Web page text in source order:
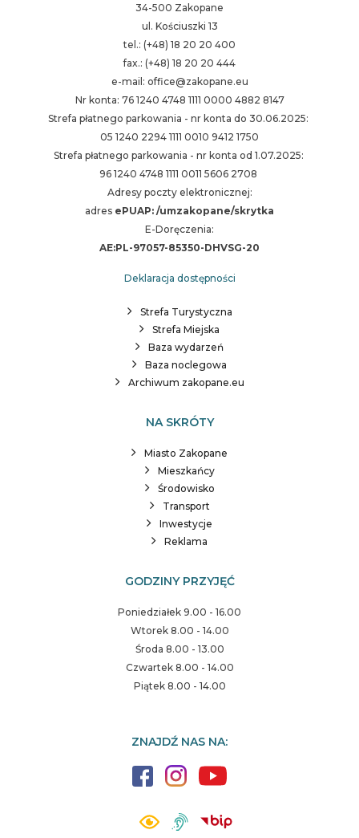
34-500 Zakopane
ul. Kościuszki 13
tel.: (+48) 18 20 20 400
fax.: (+48) 18 20 20 444
e-mail: office@zakopane.eu
Nr konta: 76 1240 4748 1111 0000 4882 8147
Strefa płatnego parkowania - nr konta do 30.06.2025:
05 1240 2294 1111 0010 9412 1750
Strefa płatnego parkowania - nr konta od 1.07.2025:
96 1240 4748 1111 0011 5606 2708
Adresy poczty elektronicznej:
adres ePUAP: /umzakopane/skrytka
E-Doręczenia:
AE:PL-97057-85350-DHVSG-20
Deklaracja dostępności
Strefa Turystyczna
Strefa Miejska
Baza wydarzeń
Baza noclegowa
Archiwum zakopane.eu
NA SKRÓTY
Miasto Zakopane
Mieszkańcy
Środowisko
Transport
Inwestycje
Reklama
GODZINY PRZYJĘĆ
Poniedziałek 9.00 - 16.00
Wtorek 8.00 - 14.00
Środa 8.00 - 13.00
Czwartek 8.00 - 14.00
Piątek 8.00 - 14.00
ZNAJDŹ NAS NA: